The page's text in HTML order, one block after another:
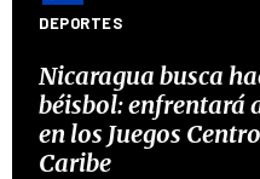
DEPORTES
Nicaragua busca
béisbol: enfrentará
en los Juegos
Caribe